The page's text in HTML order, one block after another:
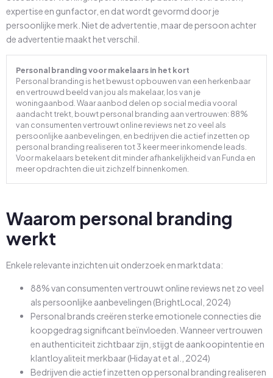
expertise en gunfactor, en dat wordt gevormd door je
persoonlijke merk. Niet de advertentie, maar de persoon achter
de advertentie maakt het verschil.
Personal branding voor makelaars in het kort
Personal branding is het bewust opbouwen van een herkenbaar
en vertrouwd beeld van jou als makelaar, los van je
woningaanbod. Waar aanbod delen op social media vooral
aandacht trekt, bouwt personal branding aan vertrouwen: 88%
van consumenten vertrouwt online reviews net zo veel als
persoonlijke aanbevelingen, en bedrijven die actief inzetten op
personal branding realiseren tot 3 keer meer inkomende leads.
Voor makelaars betekent dit minder afhankelijkheid van Funda en
meer opdrachten die uit zichzelf binnenkomen.
Waarom personal branding
werkt
Enkele relevante inzichten uit onderzoek en marktdata:
88% van consumenten vertrouwt online reviews net zo veel
als persoonlijke aanbevelingen (BrightLocal, 2024)
Personal brands creëren sterke emotionele connecties die
koopgedrag significant beïnvloeden. Wanneer vertrouwen
en authenticiteit zichtbaar zijn, stijgt de aankoopintentie en
klantloyaliteit merkbaar (Hidayat et al., 2024)
Bedrijven die actief inzetten op personal branding realiseren